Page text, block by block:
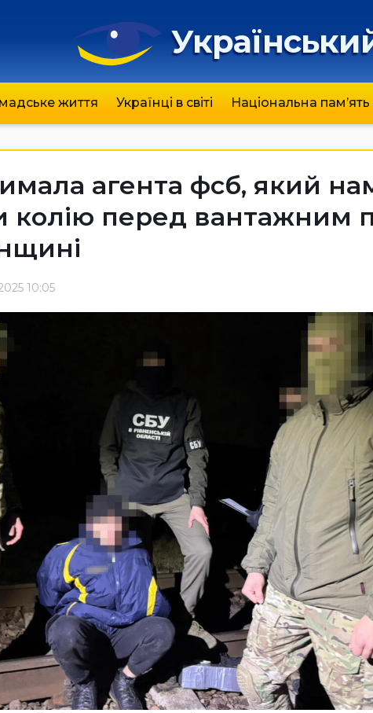
життя Українці в світі Національна пам’ять
агента фсб, який
колію перед вантажним
10:05